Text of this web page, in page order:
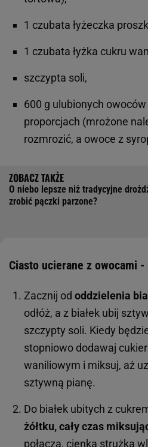
1 czubata łyżeczka
1 czubata łyżka cukru
szczypta soli,
600 g ulubionych
proporcjach (mrożone
rozmrozić, a owoce z
O niebo lepsze niż tradycyjne
zrobić pączki parzone?
Ciasto ucierane z owocami
Zacznij od oddzielenia
odłóż, a z białek ubij
szczypty soli. Kiedy
stopniowo dodawaj
waniliowym i miksuj, aż
sztywną pianę.
Do białek ubitych z
żółtku, cały czas
połączą, cienką strużką